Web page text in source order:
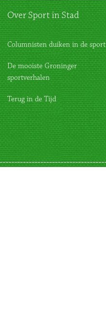
Over Sport in Stad
Columnisten duiken in de sport
De mooiste Groninger
sportverhalen
Terug in de Tijd